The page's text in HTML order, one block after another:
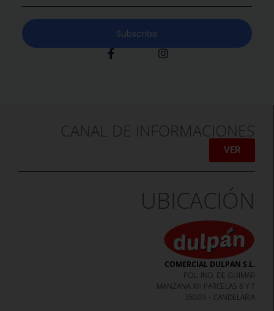
Subscribe
CANAL DE INFORMACIONES
VER
UBICACIÓN
COMERCIAL DULPAN S.L.
POL. IND. DE GUIMAR
MANZANA XIII PARCELAS 6 Y 7
38509 – CANDELARIA